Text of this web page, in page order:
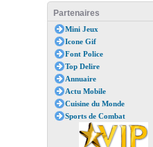
Partenaires
Mini Jeux
Icone Gif
Font Police
Top Delire
Annuaire
Actu Mobile
Cuisine du Monde
Sports de Combat